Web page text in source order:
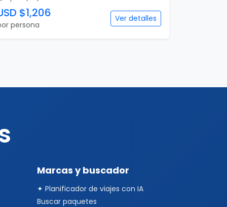
$1,206
persona
Ver detalles
Marcas y buscador
✦ Planificador de viajes con IA
Buscar paquetes